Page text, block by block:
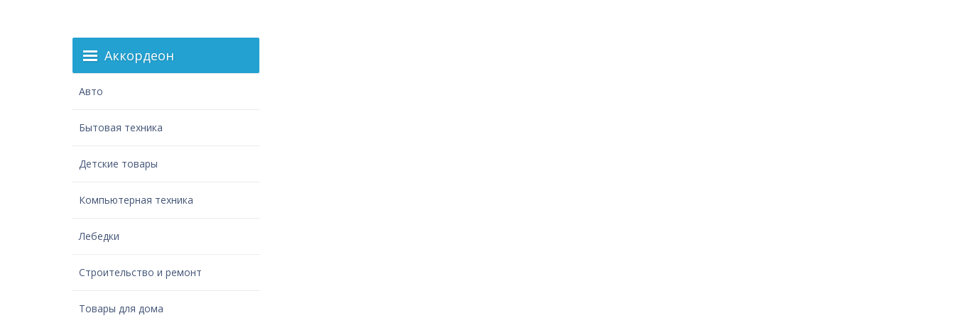
Аккордеон
Авто
Бытовая техника
Детские товары
Компьютерная техника
Лебедки
Строительство и ремонт
Товары для дома